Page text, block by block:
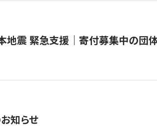
地震 緊急支援｜寄付募集中の団体
知らせ